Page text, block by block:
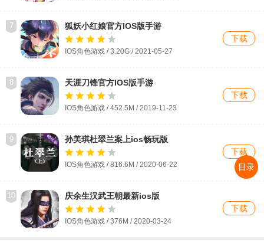
7 狐妖小红娘官方IOS版手游
IOS角色游戏 / 3.20G / 2021-05-27
下载
8 天涯刀锋官方IOS版手游
IOS角色游戏 / 452.5M / 2019-11-23
下载
9 孙美琪杜翠兰案上ios畅玩版
IOS角色游戏 / 816.6M / 2020-06-22
下载
10 庆余生汉武王朝最新ios版
IOS角色游戏 / 376M / 2020-03-24
下载
目录